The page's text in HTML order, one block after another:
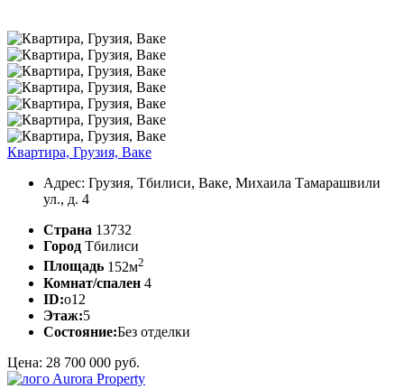
Квартира, Грузия, Ваке
Адрес: Грузия, Тбилиси, Ваке, Михаила Тамарашвили
ул., д. 4
Страна 13732
Город Тбилиси
Площадь 152м2
Комнат/спален 4
ID:o12
Этаж:5
Состояние:Без отделки
Цена: 28 700 000 руб.
Aurora Property